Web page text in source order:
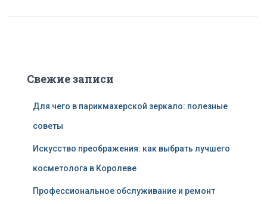
Свежие записи
Для чего в парикмахерской зеркало: полезные
советы
Искусство преображения: как выбрать лучшего
косметолога в Королеве
Профессиональное обслуживание и ремонт